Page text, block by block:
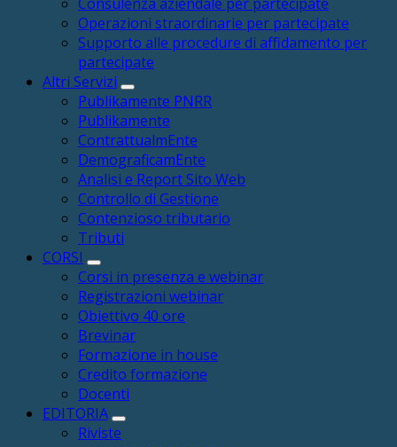
Operazioni straordinarie per partecipate
Supporto alle procedure di affidamento per
partecipate
Altri Servizi
Publikamente PNRR
Publikamente
ContrattualmEnte
DemograficamEnte
Analisi e Report Sito Web
Controllo di Gestione
Contenzioso tributario
Tributi
CORSI
Corsi in presenza e webinar
Registrazioni webinar
Obiettivo 40 ore
Brevinar
Formazione in house
Credito formazione
Docenti
EDITORIA
Riviste